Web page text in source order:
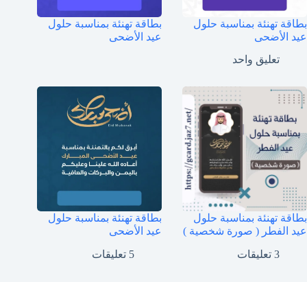
بطاقة تهنئة بمناسبة حلول
عيد الأضحى
تعليق واحد
بطاقة تهنئة بمناسبة حلول
عيد الأضحى
بطاقة تهنئة بمناسبة حلول
عيد الفطر ( صورة شخصية )
3 تعليقات
بطاقة تهنئة بمناسبة حلول
عيد الأضحى
5 تعليقات